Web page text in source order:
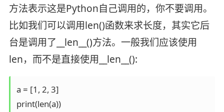
方法表示这是Python自己调用的，你不要调用。
比如我们可以调用len()函数来求长度，其实它后
台是调用了__len__()方法。一般我们应该使用
len，而不是直接使用__len__():
a = [1, 2, 3]
print(len(a))